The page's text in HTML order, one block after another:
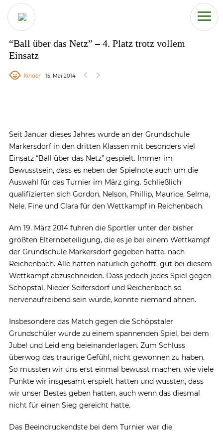
“Ball über das Netz” – 4. Platz trotz vollem
Einsatz
Kinder 15. Mai 2014 chevron_right
chevron_left
Seit Januar dieses Jahres wurde an der Grundschule
Markersdorf in den dritten Klassen mit besonders viel
Einsatz “Ball über das Netz” gespielt. Immer im
Bewusstsein, dass es neben der Spielnote auch um die
Auswahl für das Turnier im März ging. Schließlich
qualifizierten sich Gordon, Nelson, Phillip, Maurice, Selma,
Nele, Fine und Clara für den Wettkampf in Reichenbach.
Am 19. März 2014 fuhren die Sportler unter der bisher
größten Elternbeteiligung, die es je bei einem Wettkampf
der Grundschule Markersdorf gegeben hatte, nach
Reichenbach. Alle hatten natürlich gehofft, gut bei diesem
Wettkampf abzuschneiden. Dass jedoch jedes Spiel gegen
Schöpstal, Nieder Seifersdorf und Reichenbach so
nervenaufreibend sein würde, konnte niemand ahnen.
Insbesondere das Match gegen die Schöpstaler
Grundschüler wurde zu einem spannenden Spiel, bei dem
Jubel und Leid eng beieinanderlagen. Zum Schluss
überwog das traurige Gefühl, nicht gewonnen zu haben.
So mussten wir uns erst einmal bewusst machen, wie viele
Punkte wir insgesamt erspielt hatten und wussten, dass
wir unser Bestes geben hatten, auch wenn das diesmal
nicht für einen Sieg gereicht hatte.
Das Beeindruckendste bei dem Turnier war die